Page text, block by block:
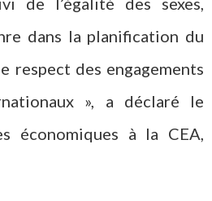
dans la planification du
respect des engagements
», a déclaré le
économiques à la CEA,